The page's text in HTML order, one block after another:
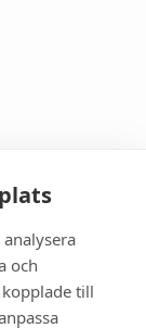
och
till